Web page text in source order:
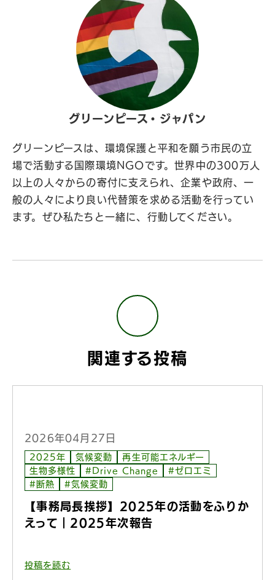
グリーンピース・ジャパン
グリーンピースは、環境保護と平和を願う市民の立
場で活動する国際環境NGOです。世界中の300万人
以上の人々からの寄付に支えられ、企業や政府、一
般の人々により良い代替策を求める活動を行ってい
ます。ぜひ私たちと一緒に、行動してください。
関連する投稿
2026年04月27日
2025年 気候変動
再生可能エネルギー
生物多様性
#Drive Change
#ゼロエミ
#断熱
#気候変動
【事務局長挨拶】2025年の活動をふりか
えって｜2025年次報告
投稿を読む